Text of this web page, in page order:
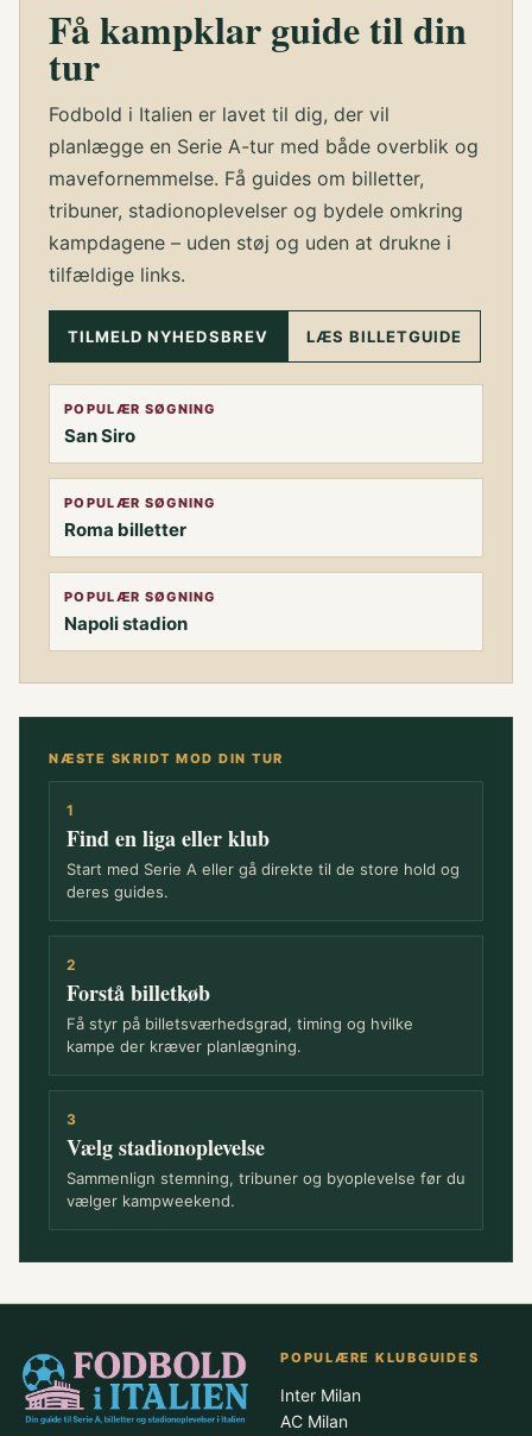
Få kampklar guide til din
tur
Fodbold i Italien er lavet til dig, der vil
planlægge en Serie A-tur med både overblik og
mavefornemmelse. Få guides om billetter,
tribuner, stadionoplevelser og bydele omkring
kampdagene – uden støj og uden at drukne i
tilfældige links.
TILMELD NYHEDSBREV LÆS BILLETGUIDE
POPULÆR SØGNING
San Siro
POPULÆR SØGNING
Roma billetter
POPULÆR SØGNING
Napoli stadion
NÆSTE SKRIDT MOD DIN TUR
1
Find en liga eller klub
Start med Serie A eller gå direkte til de store hold og
deres guides.
2
Forstå billetkøb
Få styr på billetsværhedsgrad, timing og hvilke
kampe der kræver planlægning.
3
Vælg stadionoplevelse
Sammenlign stemning, tribuner og byoplevelse før du
vælger kampweekend.
POPULÆRE KLUBGUIDES
Inter Milan
AC Milan